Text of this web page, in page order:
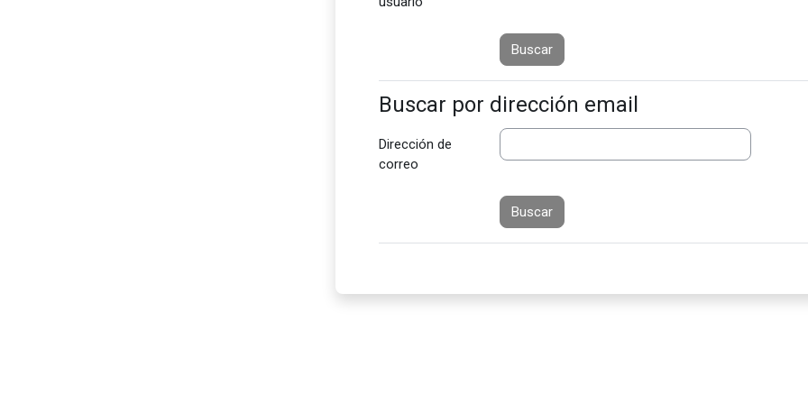
Buscar por dirección email
Dirección de
correo